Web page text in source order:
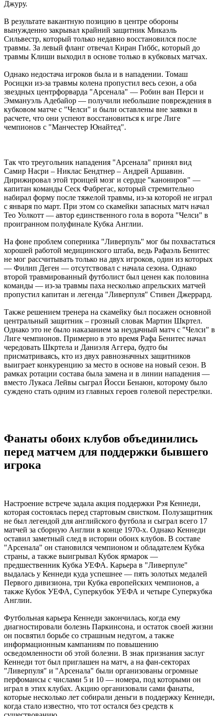
Джуру.
В результате вакантную позицию в центре обороны
вынужденно закрывал крайний защитник Микаэль
Сильвестр, который только недавно восстановился после
травмы. За левый фланг отвечал Киран Гиббс, который до
травмы Клиши выходил в основе только в кубковых матчах.
Однако недостача игроков была и в нападении. Томаш
Росицки из-за травмы колена пропустил весь сезон, а оба
звездных центрфорварда "Арсенала" — Робин ван Перси и
Эммануэль Адебайор — получили небольшие повреждения в
кубковом матче с "Челси" и были оставлены вне заявки в
расчете, что они успеют восстановиться к игре Лиге
чемпионов с "Манчестер Юнайтед".
Так что треугольник нападения "Арсенала" принял вид
Самир Насри – Никлас Бендтнер – Андрей Аршавин.
Дирижировал этой троицей мозг и сердце "канониров" —
капитан команды Сеск Фабрегас, который стремительно
набирал форму после тяжелой травмы, из-за которой не играл
с января по март. При этом со скамейки запасных матч начал
Тео Уолкотт — автор единственного гола в ворота "Челси" в
проигранном полуфинале Кубка Англии.
На фоне проблем соперника "Ливерпуль" мог бы похвастаться
хорошей работой медицинского штаба, ведь Рафаэль Бенитес
не мог рассчитывать только на двух игроков, один из которых
— Филип Деген — отсутствовал с начала сезона. Однако
второй травмированный футболист был ценен как половина
команды — из-за травмы паха несколько апрельских матчей
пропустил капитан и легенда "Ливерпуля" Стивен Джеррард.
Также решением тренера на скамейку был посажен основной
центральный защитник – грозный словак Мартин Шкртел.
Однако это не было наказанием за неудачный матч с "Челси" в
Лиге чемпионов. Примерно в это время Рафа Бенитес начал
чередовать Шкртела и Даниэля Аггера, будто бы
присматриваясь, кто из двух равнозначных защитников
выиграет конкуренцию за место в основе на новый сезон. В
рамках ротации состава была замена и в линии нападения —
вместо Лукаса Лейвы сыграл Йосси Бенаюн, которому было
суждено стать одним из главных героев голевой перестрелки.
Фанаты обоих клубов объединились
перед матчем для поддержки бывшего
игрока
Настроение встрече задала акция поддержки Рэя Кеннеди,
которая состоялась перед стартовым свистком. Полузащитник
не был легендой для английского футбола и сыграл всего 17
матчей за сборную Англии в конце 1970-х. Однако Кеннеди
оставил заметный след в истории обоих клубов. В составе
"Арсенала" он становился чемпионом и обладателем Кубка
страны, а также выигрывал Кубок ярмарок —
предшественник Кубка УЕФА. Карьера в "Ливерпуле"
выдалась у Кеннеди куда успешнее — пять золотых медалей
Первого дивизиона, три Кубка европейских чемпионов, а
также Кубок УЕФА, Суперкубок УЕФА и четыре Суперкубка
Англии.
Футбольная карьера Кеннеди закончилась, когда ему
диагностировали болезнь Паркинсона, и остаток своей жизни
он посвятил борьбе со страшным недугом, а также
информационным кампаниям по повышению
осведомленности об этой болезни. В знак признания заслуг
Кеннеди тот был приглашен на матч, а на фан-секторах
"Ливерпуля" и "Арсенала" были организованы огромные
перфомансы с числами 5 и 10 — номера, под которыми он
играл в этих клубах. Акцию организовали сами фанаты,
которые несколько лет собирали деньги в поддержку Кеннеди,
когда стало известно, что тот остался без средств к